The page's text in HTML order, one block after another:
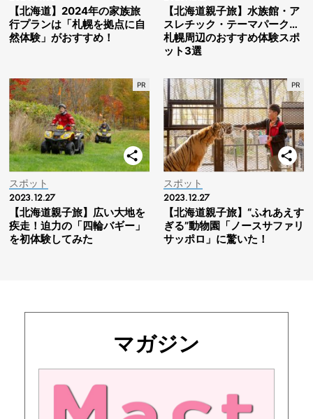
【北海道】2024年の家族旅
行プランは「札幌を拠点に自
然体験」がおすすめ！
【北海道親子旅】水族館・ア
スレチック・テーマパーク…
札幌周辺のおすすめ体験スポ
ット3選
スポット
2023.12.27
【北海道親子旅】広い大地を
疾走！迫力の「四輪バギー」
を初体験してみた
スポット
2023.12.27
【北海道親子旅】“ふれあえす
ぎる”動物園「ノースサファリ
サッポロ」に驚いた！
マガジン